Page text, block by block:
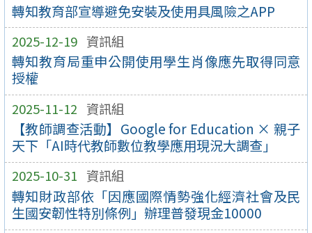
轉知教育部宣導避免安裝及使用具風險之APP
2025-12-19 資訊組
轉知教育局重申公開使用學生肖像應先取得同意
授權
2025-11-12 資訊組
【教師調查活動】Google for Education × 親子
天下「AI時代教師數位教學應用現況大調查」
2025-10-31 資訊組
轉知財政部依「因應國際情勢強化經濟社會及民
生國安韌性特別條例」辦理普發現金10000